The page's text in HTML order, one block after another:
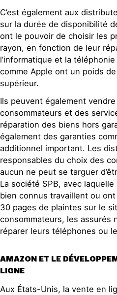
C’est également aux
sur la durée de disponibilité
ont le pouvoir de choisir les
rayon, en fonction de leur
l’informatique et la
comme Apple ont un poids
supérieur.
Ils peuvent également
consommateurs et des
réparation des biens hors
également des garanties
additionnel important. Les
responsables du choix des
aucun ne peut se targuer
La société SPB, avec
bien connus travaillent ou
30 pages de plaintes sur le
consommateurs, les assurés
réparer leurs téléphones ou
AMAZON ET LE
LIGNE
Aux États-Unis, la vente en